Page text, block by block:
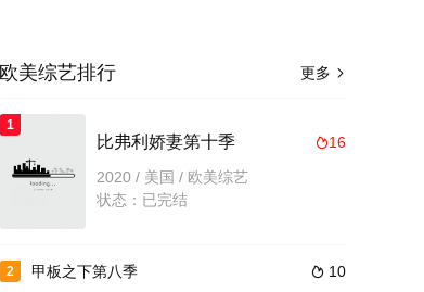
更多 
欧美综艺排行
1
16
比弗利娇妻第十季
2020 / 美国 / 欧美综艺
状态：已完结
2  10
甲板之下第八季